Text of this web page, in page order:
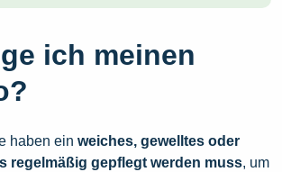
ich meinen
haben ein weiches, gewelltes oder
regelmäßig gepflegt werden muss, um